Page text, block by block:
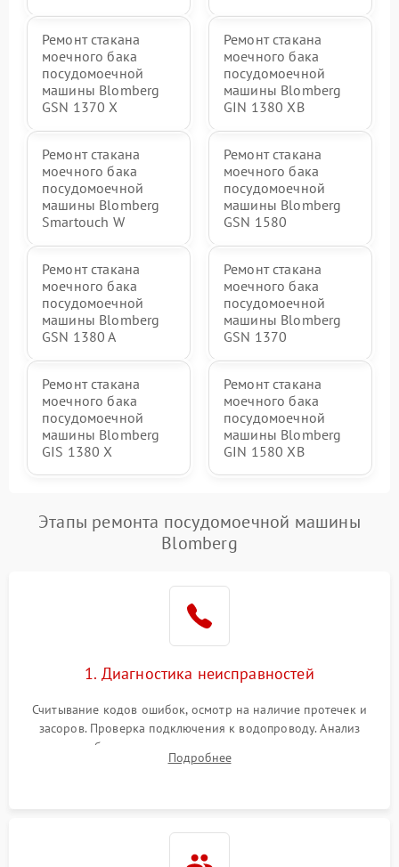
Ремонт стакана
моечного бака
посудомоечной
машины Blomberg
GSN 1370 X
Ремонт стакана
моечного бака
посудомоечной
машины Blomberg
GIN 1380 XB
Ремонт стакана
моечного бака
посудомоечной
машины Blomberg
Smartouch W
Ремонт стакана
моечного бака
посудомоечной
машины Blomberg
GSN 1580
Ремонт стакана
моечного бака
посудомоечной
машины Blomberg
GSN 1380 A
Ремонт стакана
моечного бака
посудомоечной
машины Blomberg
GSN 1370
Ремонт стакана
моечного бака
посудомоечной
машины Blomberg
GIS 1380 X
Ремонт стакана
моечного бака
посудомоечной
машины Blomberg
GIN 1580 XB
Этапы ремонта посудомоечной машины
Blomberg
1. Диагностика неисправностей
Считывание кодов ошибок, осмотр на наличие протечек и
засоров. Проверка подключения к водопроводу. Анализ
жалоб на отсутствие слива, нагрева, вращения
разбрызгивателей или срабатывание системы защиты
Подробнее